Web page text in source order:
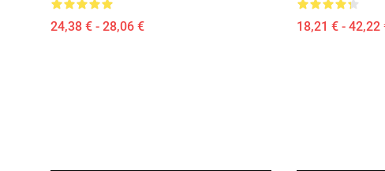
24,38 € - 28,06 € 18,21 € - 42,22